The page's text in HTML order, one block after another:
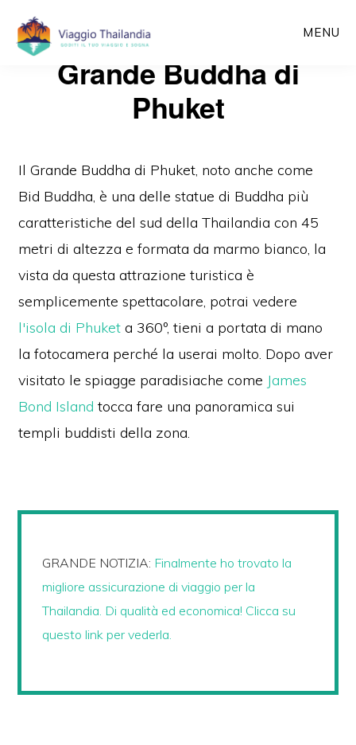
Passa
contenuto
MENU
Grande Buddha di
Phuket
Il Grande Buddha di Phuket, noto anche come
Bid Buddha, è una delle statue di Buddha più
caratteristiche del sud della Thailandia con 45
metri di altezza e formata da marmo bianco, la
vista da questa attrazione turistica è
semplicemente spettacolare, potrai vedere
l'isola di Phuket a 360º, tieni a portata di mano
la fotocamera perché la userai molto. Dopo aver
visitato le spiagge paradisiache come James
Bond Island tocca fare una panoramica sui
templi buddisti della zona.
GRANDE NOTIZIA: Finalmente ho trovato la
migliore assicurazione di viaggio per la
Thailandia. Di qualità ed economica! Clicca su
questo link per vederla.